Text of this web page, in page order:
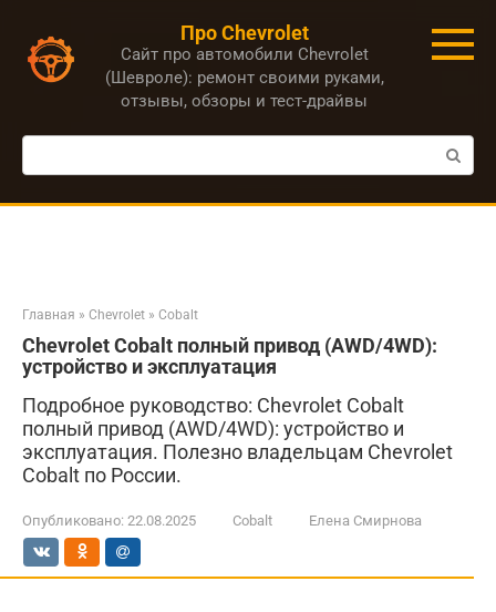
контенту
Про Chevrolet
Сайт про автомобили Chevrolet
(Шевроле): ремонт своими руками,
отзывы, обзоры и тест-драйвы
Поиск:
Главная » Chevrolet » Cobalt
Chevrolet Cobalt полный привод (AWD/4WD):
устройство и эксплуатация
Подробное руководство: Chevrolet Cobalt
полный привод (AWD/4WD): устройство и
эксплуатация. Полезно владельцам Chevrolet
Cobalt по России.
Опубликовано: 22.08.2025 Cobalt Елена Смирнова